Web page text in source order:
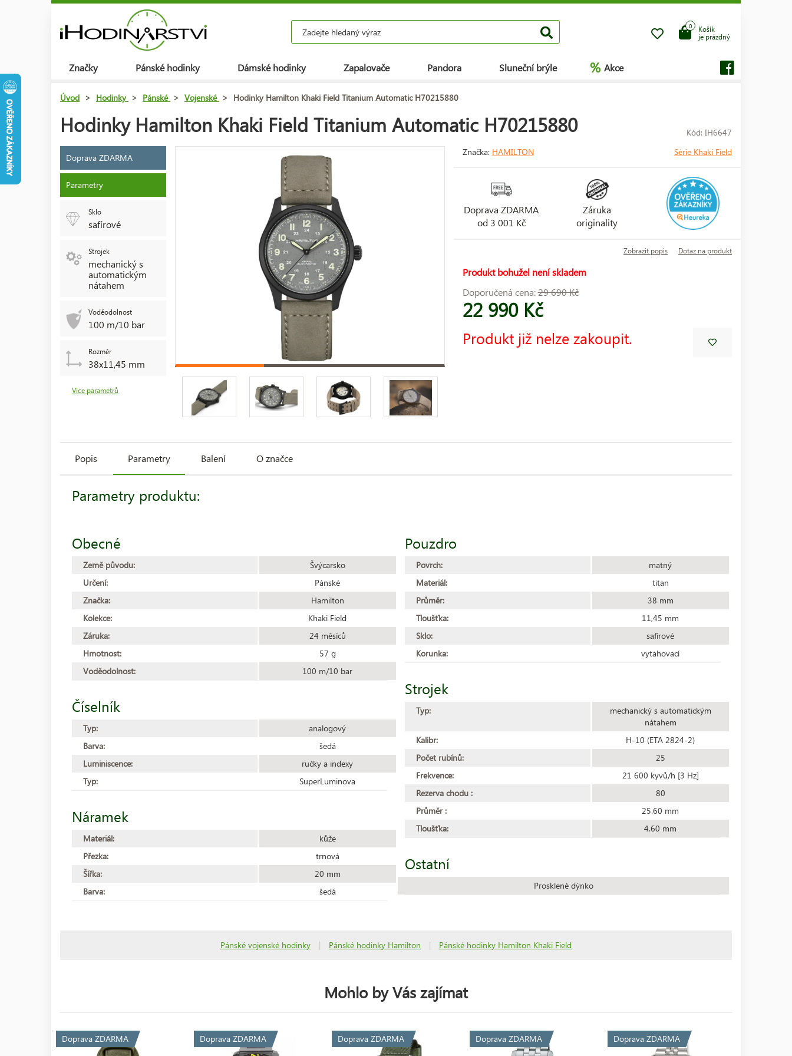
Košík
je prázdný
0
Značky Pánské hodinky Dámské hodinky Zapalovače Pandora Sluneční brýle % Akce
Úvod > Hodinky > Pánské > Vojenské > Hodinky Hamilton Khaki Field Titanium Automatic H70215880
Hodinky Hamilton Khaki Field Titanium Automatic H70215880 Kód: IH6647
Doprava ZDARMA
Parametry
Sklo
safírové
Strojek
mechanický s
automatickým
nátahem
Voděodolnost
100 m/10 bar
Rozměr
38x11,45 mm
Více parametrů
Značka: HAMILTON Série Khaki Field
Doprava ZDARMA
od 3 001 Kč
Záruka
originality
Zobrazit popis Dotaz na produkt
Produkt bohužel není skladem
Doporučená cena:29 690 Kč
22 990 Kč
Produkt již nelze zakoupit.
Popis Parametry Balení O značce
Parametry produktu:
Obecné
Země původu:
Švýcarsko
Určení:
Pánské
Značka:
Hamilton
Kolekce:
Khaki Field
Záruka:
24 měsíců
Hmotnost:
57 g
Voděodolnost:
100 m/10 bar
Číselník
Typ:
analogový
Barva:
šedá
Luminiscence:
ručky a indexy
Typ:
SuperLuminova
Náramek
Materiál:
kůže
Přezka:
trnová
Šířka:
20 mm
Barva:
šedá
Pouzdro
Povrch:
matný
Materiál:
titan
Průměr:
38 mm
Tloušťka:
11,45 mm
Sklo:
safírové
Korunka:
vytahovací
Strojek
Typ:
mechanický s automatickým
nátahem
Kalibr:
H-10 (ETA 2824-2)
Počet rubínů:
25
Frekvence:
21 600 kyvů/h [3 Hz]
Rezerva chodu :
80
Průměr :
25.60 mm
Tloušťka:
4.60 mm
Ostatní
Prosklené dýnko
Pánské vojenské hodinky | Pánské hodinky Hamilton | Pánské hodinky Hamilton Khaki Field
Mohlo by Vás zajímat
Doprava ZDARMA Doprava ZDARMA Doprava ZDARMA Doprava ZDARMA Doprava ZDARMA